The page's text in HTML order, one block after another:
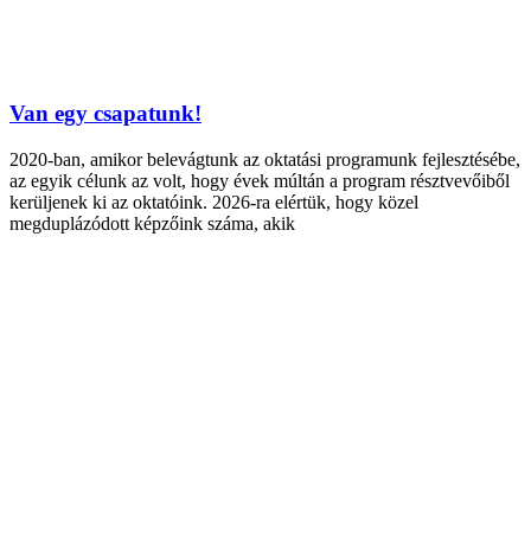
Van egy csapatunk!
2020-ban, amikor belevágtunk az oktatási programunk fejlesztésébe,
az egyik célunk az volt, hogy évek múltán a program résztvevőiből
kerüljenek ki az oktatóink. 2026-ra elértük, hogy közel
megduplázódott képzőink száma, akik